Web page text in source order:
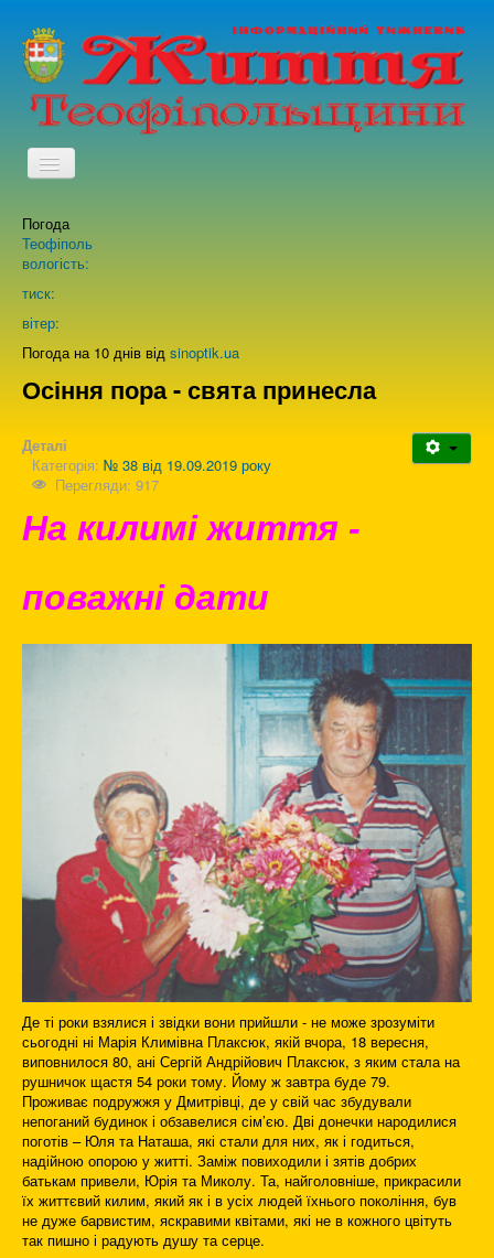
TPL_PROTOSTAR_TOGGLE_MENU
Про нас
Зворотній зв'язок
Погода
Теофіполь
вологість:
тиск:
вітер:
Погода на 10 днів від sinoptik.ua
Осіння пора - свята принесла
Деталі
Категорія: № 38 від 19.09.2019 року
Перегляди: 917
На килимі життя -
поважні дати
Де ті роки взялися і звідки вони прийшли - не може зрозуміти
сьогодні ні Марія Климівна Плаксюк, якій вчора, 18 вересня,
виповнилося 80, ані Сергій Андрійович Плаксюк, з яким стала на
рушничок щастя 54 роки тому. Йому ж завтра буде 79.
Проживає подружжя у Дмитрівці, де у свій час збудували
непоганий будинок і обзавелися сім’єю. Дві донечки народилися
поготів – Юля та Наташа, які стали для них, як і годиться,
надійною опорою у житті. Заміж повиходили і зятів добрих
батькам привели, Юрія та Миколу. Та, найголовніше, прикрасили
їх життєвий килим, який як і в усіх людей їхнього покоління, був
не дуже барвистим, яскравими квітами, які не в кожного цвітуть
так пишно і радують душу та серце.